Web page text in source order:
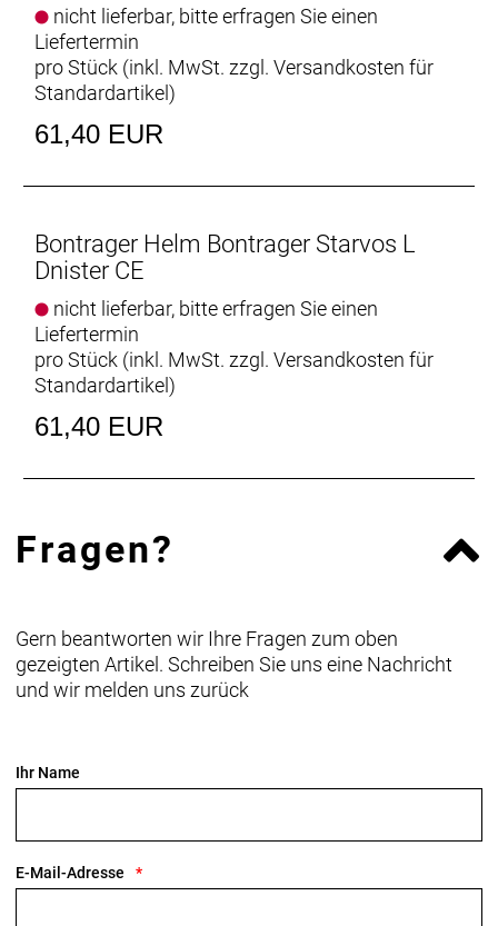
nicht lieferbar, bitte erfragen Sie einen
Liefertermin
pro Stück (inkl. MwSt. zzgl. Versandkosten für
Standardartikel)
61,40 EUR
Bontrager Helm Bontrager Starvos L
Dnister CE
nicht lieferbar, bitte erfragen Sie einen
Liefertermin
pro Stück (inkl. MwSt. zzgl. Versandkosten für
Standardartikel)
61,40 EUR
Fragen?
Gern beantworten wir Ihre Fragen zum oben
gezeigten Artikel. Schreiben Sie uns eine Nachricht
und wir melden uns zurück
Ihr Name
E-Mail-Adresse